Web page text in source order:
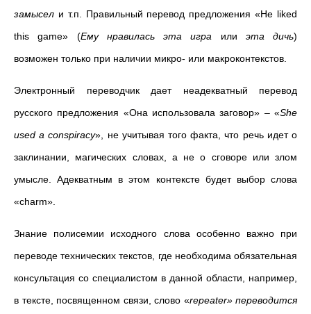
замысел и т.п. Правильный перевод предложения «He liked
this game» (Ему нравилась эта игра или эта дичь)
возможен только при наличии микро- или макроконтекстов.
Электронный переводчик дает неадекватный перевод
русского предложения «Она использовала заговор» – «She
used a conspiracy», не учитывая того факта, что речь идет о
заклинании, магических словах, а не о сговоре или злом
умысле. Адекватным в этом контексте будет выбор слова
«charm».
Знание полисемии исходного слова особенно важно при
переводе технических текстов, где необходима обязательная
консультация со специалистом в данной области, например,
в тексте, посвященном связи, слово «repeater» переводится